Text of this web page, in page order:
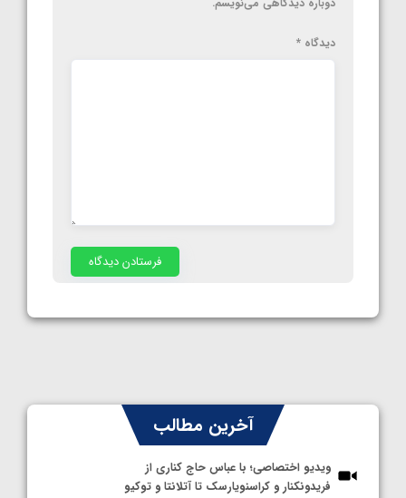
دیدگاه *
آخرین مطالب
ویدیو اختصاصی؛ با عباس حاج کناری از
فریدونکنار و کراسنویارسک تا آتلانتا و توکیو